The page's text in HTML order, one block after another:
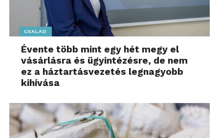
állapot, valamint az extra szolgáltatás – például az
elektromos autótöltés lehetősége – szintén egyre
nagyobb szerepet játszanak az árképzésben.
Kapcsolj ki! További friss híreket talál
oxox.hufőoldalán! Kövesse a technológiai híreket
és csatlakozzon hozzánk a
CSALÁD
Évente több mint egy hét megy el
vásárlásra és ügyintézésre, de nem
ez a háztartásvezetés legnagyobb
kihívása